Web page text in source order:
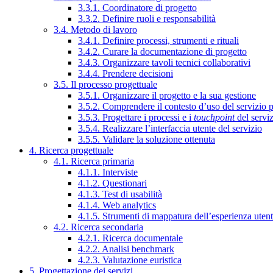
3.3.1. Coordinatore di progetto
3.3.2. Definire ruoli e responsabilità
3.4. Metodo di lavoro
3.4.1. Definire processi, strumenti e rituali
3.4.2. Curare la documentazione di progetto
3.4.3. Organizzare tavoli tecnici collaborativi
3.4.4. Prendere decisioni
3.5. Il processo progettuale
3.5.1. Organizzare il progetto e la sua gestione
3.5.2. Comprendere il contesto d’uso del servizio
3.5.3. Progettare i processi e i touchpointdel
3.5.4. Realizzare l’interfaccia utente del servizio
3.5.5. Validare la soluzione ottenuta
4. Ricerca progettuale
4.1. Ricerca primaria
4.1.1. Interviste
4.1.2. Questionari
4.1.3. Test di usabilità
4.1.4. Web analytics
4.1.5. Strumenti di mappatura dell’esperienza
4.2. Ricerca secondaria
4.2.1. Ricerca documentale
4.2.2. Analisi benchmark
4.2.3. Valutazione euristica
5. Progettazione dei servizi